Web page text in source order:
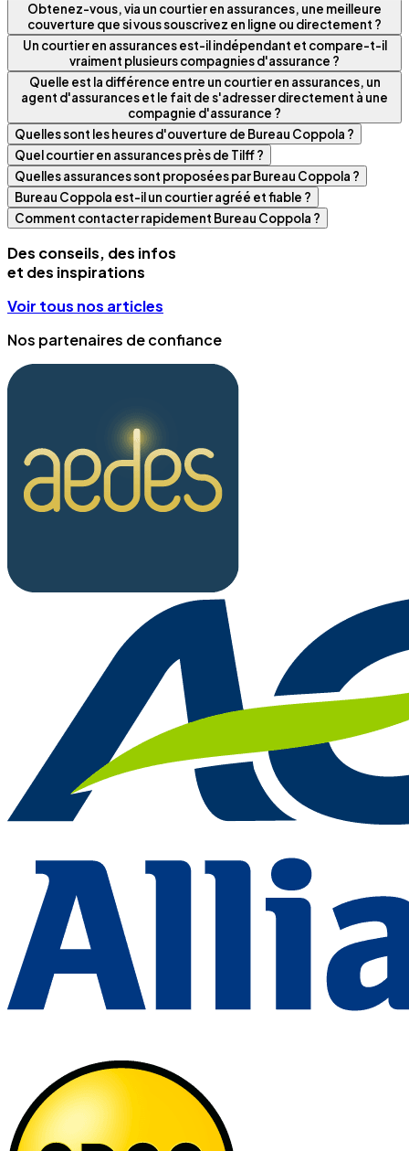
Obtenez-vous, via un courtier en assurances, une meilleure
couverture que si vous souscrivez en ligne ou directement ?
Un courtier en assurances est-il indépendant et compare-t-il
vraiment plusieurs compagnies d'assurance ?
Quelle est la différence entre un courtier en assurances, un
agent d'assurances et le fait de s'adresser directement à une
compagnie d'assurance ?
Quelles sont les heures d'ouverture de Bureau Coppola ?
Quel courtier en assurances près de Tilff ?
Quelles assurances sont proposées par Bureau Coppola ?
Bureau Coppola est-il un courtier agréé et fiable ?
Comment contacter rapidement Bureau Coppola ?
Des conseils, des infos
et des inspirations
Voir tous nos articles
Nos partenaires de confiance